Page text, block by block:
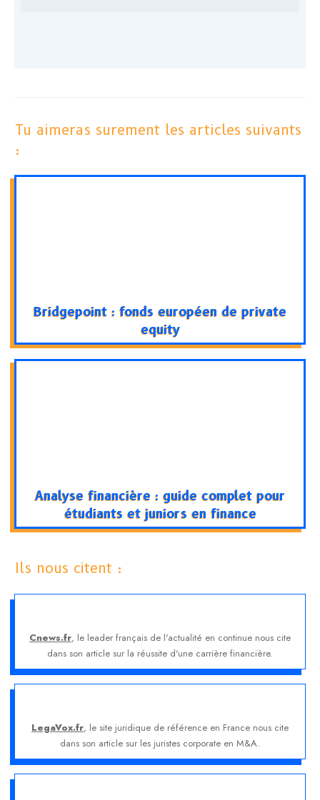
Tu aimeras surement les articles suivants
:
Bridgepoint : fonds européen de private
equity
Analyse financière : guide complet pour
étudiants et juniors en finance
Ils nous citent :
Cnews.fr, le leader français de l'actualité en continue nous cite
dans son article sur la réussite d'une carrière financière.
LegaVox.fr, le site juridique de référence en France nous cite
dans son article sur les juristes corporate en M&A.